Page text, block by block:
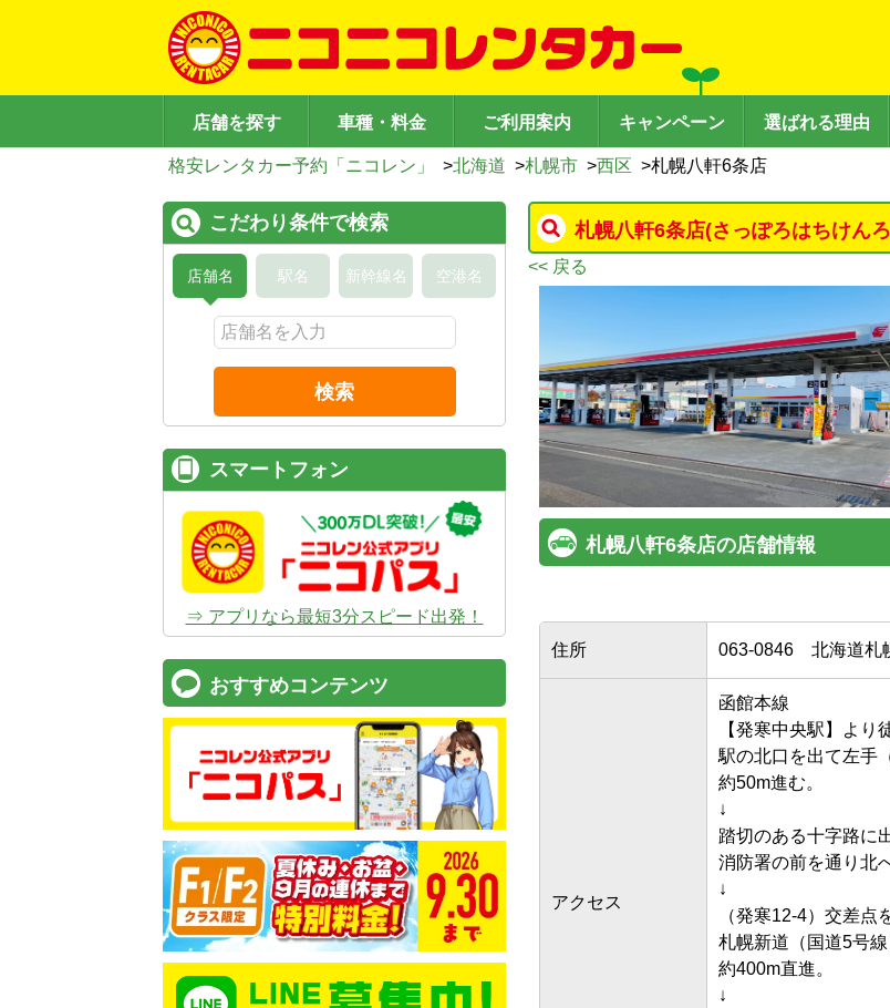
店舗を探す 車種・料金 ご利用案内 キャンペーン 選ばれる理由
格安レンタカー予約「ニコレン」 >北海道 >札幌市 >西区 >札幌八軒6条店
札幌八軒6条店(さっぽろはちけん
<< 戻る
札幌八軒6条店の店舗情報
住所 063-0846 北海道札
アクセス
函館本線
【発寒中央駅】より
駅の北口を出て左手
約50m進む。
↓
踏切のある十字路に
消防署の前を通り北
↓
（発寒12-4）交差点
札幌新道（国道5号
約400m直進。
↓
こだわり条件で検索
店舗名 駅名 新幹線名 空港名
検索
スマートフォン
⇒ アプリなら最短3分スピード出発！
おすすめコンテンツ